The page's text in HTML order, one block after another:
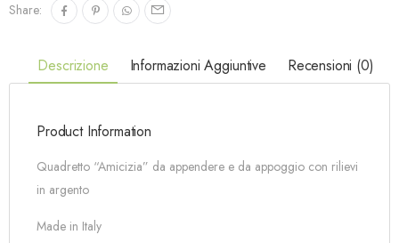
Share:
Descrizione Informazioni Aggiuntive Recensioni (0)
Product Information
Quadretto “Amicizia” da appendere e da appoggio con rilievi
in argento
Made in Italy